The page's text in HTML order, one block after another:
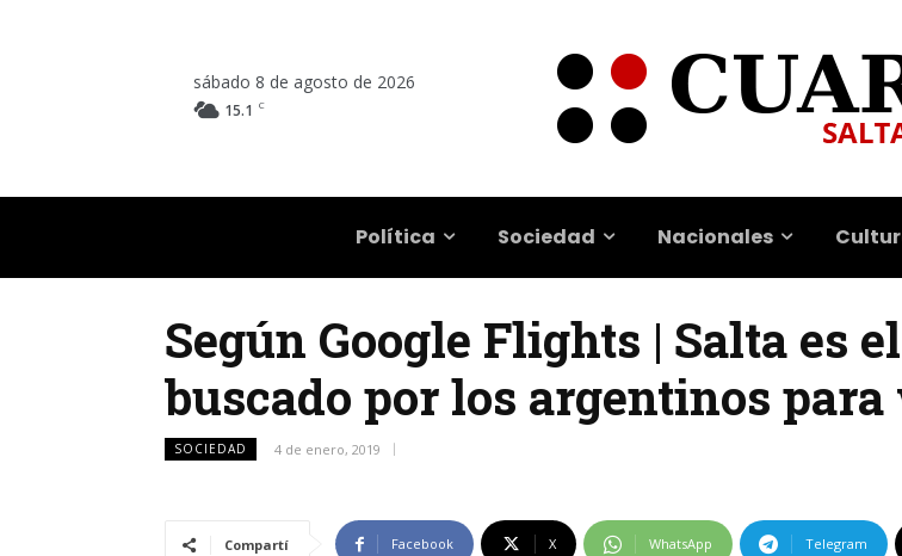
sábado 8 de agosto de 2026
15.1 C
Política Sociedad Nacionales
Según Google Flights | Salta es
buscado por los argentinos
SOCIEDAD 4 de enero, 2019
Compartí Facebook X WhatsApp Telegram